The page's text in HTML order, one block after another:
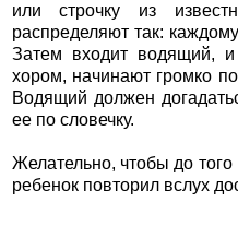
или строчку из
распределяют так:
Затем входит водящий,
хором, начинают громко
Водящий должен
ее по словечку.
Желательно, чтобы до
ребенок повторил вслух